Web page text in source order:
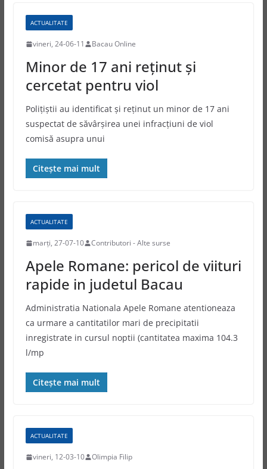
ACTUALITATE
vineri, 24-06-11 Bacau Online
Minor de 17 ani reţinut şi
cercetat pentru viol
Poliţiştii au identificat şi reţinut un minor de 17 ani
suspectat de săvârşirea unei infracţiuni de viol
comisă asupra unui
Citește mai mult
ACTUALITATE
marți, 27-07-10 Contributori - Alte surse
Apele Romane: pericol de viituri
rapide in judetul Bacau
Administratia Nationala Apele Romane atentioneaza
ca urmare a cantitatilor mari de precipitatii
inregistrate in cursul noptii (cantitatea maxima 104.3
l/mp
Citește mai mult
ACTUALITATE
vineri, 12-03-10 Olimpia Filip